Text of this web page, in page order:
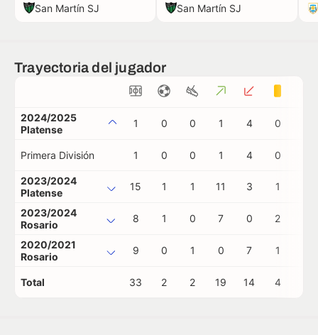
San Martín SJ
San Martín SJ
Trayectoria del jugador
2024/2025
Platense
1 0 0 1 4 0
Primera División 1 0 0 1 4 0
2023/2024
Platense
15 1 1 11 3 1
2023/2024
Rosario
8 1 0 7 0 2
2020/2021
Rosario
9 0 1 0 7 1
Total 33 2 2 19 14 4